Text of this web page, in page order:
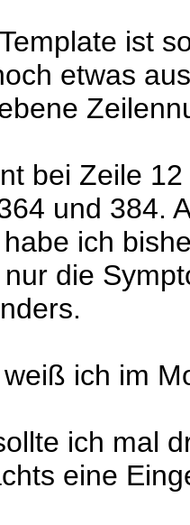
ist
etwas
bei Zeile
und 384.
ich
die
ich im
ich mal
eine